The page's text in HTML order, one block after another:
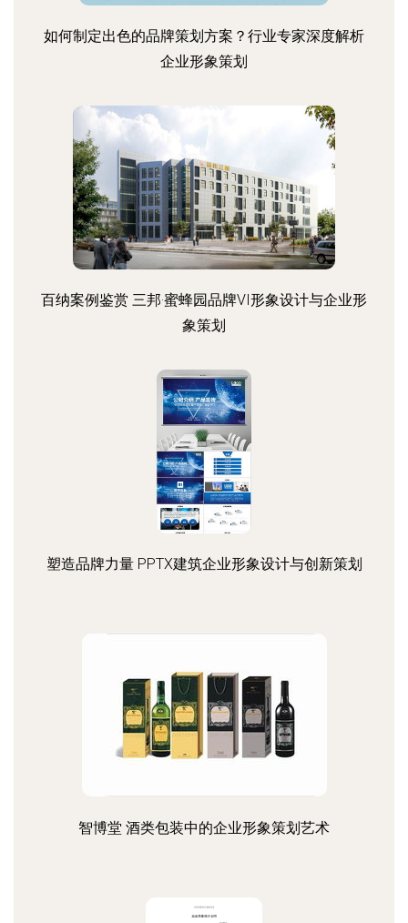
如何制定出色的品牌策划方案？行业专家深度解析
企业形象策划
百纳案例鉴赏 三邦·蜜蜂园品牌VI形象设计与企业形
象策划
塑造品牌力量 PPTX建筑企业形象设计与创新策划
智博堂 酒类包装中的企业形象策划艺术